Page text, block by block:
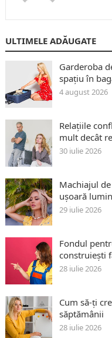
ULTIMELE ADĂUGATE
Garderoba
spațiu în
4 august 2026
Relațiile
mult decât
30 iulie 2026
Machiajul
ușoară
29 iulie 2026
Fondul
construiești
28 iulie 2026
Cum să-ți
săptămânii
28 iulie 2026